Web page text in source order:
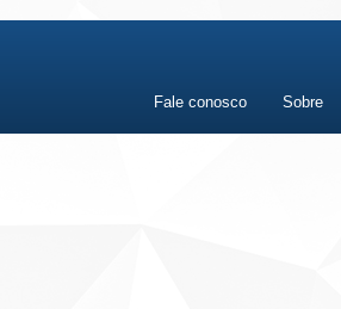
Fale conosco Sobre